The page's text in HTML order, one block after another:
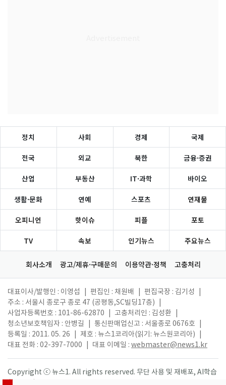
정치 사회 경제 국제
전국 외교 북한 금융·증권
산업 부동산 IT·과학 바이오
생활·문화 연예 스포츠 연재물
오피니언 핫이슈 피플 포토
TV 속보 인기뉴스 주요뉴스
회사소개 광고/제휴·구매문의 이용약관·정책 고충처리
대표이사/발행인 : 이영섭 편집인 : 채원배 편집국장 : 김기성
주소 : 서울시 종로구 종로 47 (공평동,SC빌딩17층)
사업자등록번호 : 101-86-62870
고충처리인 : 김성환
청소년보호책임자 : 안병길
통신판매업신고 : 서울종로 0676호
등록일 : 2011. 05. 26
제호 : 뉴스1코리아(읽기: 뉴스원코리아)
대표 전화 : 02-397-7000
대표 이메일 : webmaster@news1.kr
Copyright ⓒ 뉴스1. All rights reserved. 무단 사용 및 재배포, AI학습